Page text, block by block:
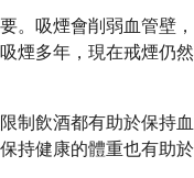
。吸煙會削弱血管壁，
煙多年，現在戒煙仍然
制飲酒都有助於保持血
持健康的體重也有助於